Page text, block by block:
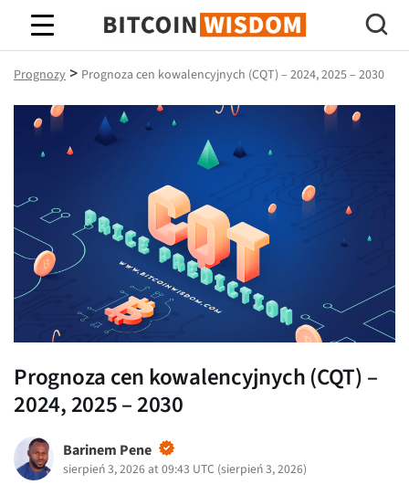
Mądrość Bitcoina
Prognozy > Prognoza cen kowalencyjnych (CQT) – 2024, 2025 – 2030
Prognoza cen kowalencyjnych (CQT) –
2024, 2025 – 2030
Barinem Pene
sierpień 3, 2026 at 09:43 UTC (sierpień 3, 2026)